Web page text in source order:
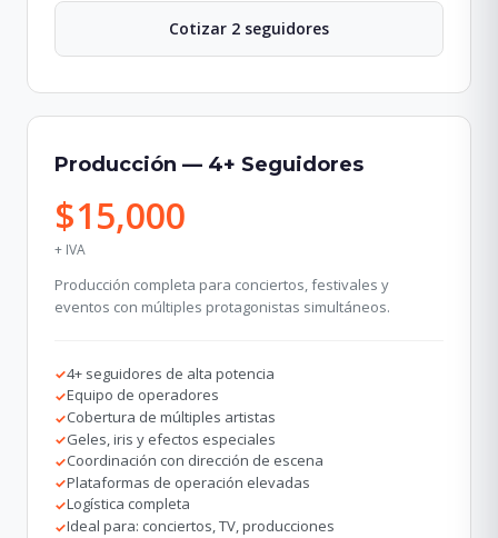
Cotizar 2 seguidores
Producción — 4+ Seguidores
$15,000
+ IVA
Producción completa para conciertos, festivales y
eventos con múltiples protagonistas simultáneos.
✓4+ seguidores de alta potencia
✓Equipo de operadores
✓Cobertura de múltiples artistas
✓Geles, iris y efectos especiales
✓Coordinación con dirección de escena
✓Plataformas de operación elevadas
✓Logística completa
✓Ideal para: conciertos, TV, producciones